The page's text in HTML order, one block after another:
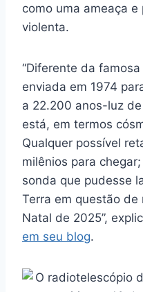
como uma ameaça
violenta.
“Diferente da
enviada em 1974
a 22.200 anos-luz
está, em termos
Qualquer possível
milênios para
sonda que pudesse
Terra em questão
Natal de 2025”,
em seu blog.